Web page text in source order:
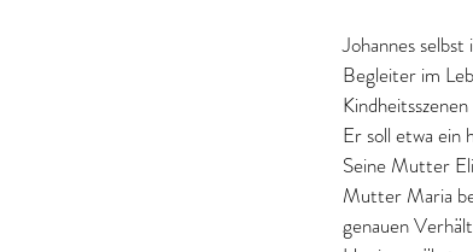
Johannes
Begleiter im
Er soll etwa ein
Seine Mutter
Mutter Maria
genauen